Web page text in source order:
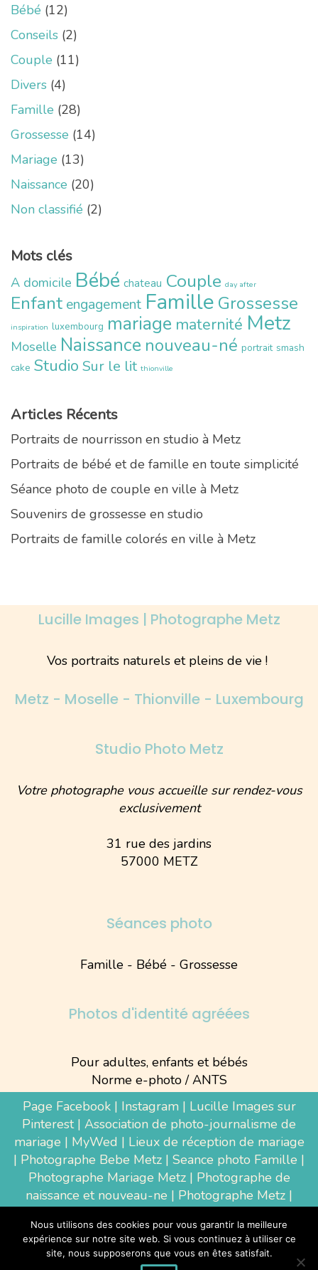
Bébé (12)
Conseils (2)
Couple (11)
Divers (4)
Famille (28)
Grossesse (14)
Mariage (13)
Naissance (20)
Non classifié (2)
Mots clés
A domicile Bébé chateau Couple day after
Enfant engagement Famille Grossesse
inspiration luxembourg mariage maternité Metz
Moselle Naissance nouveau-né portrait smash
cake Studio Sur le lit thionville
Articles Récents
Portraits de nourrisson en studio à Metz
Portraits de bébé et de famille en toute simplicité
Séance photo de couple en ville à Metz
Souvenirs de grossesse en studio
Portraits de famille colorés en ville à Metz
Lucille Images | Photographe Metz
Vos portraits naturels et pleins de vie !
Metz - Moselle - Thionville - Luxembourg
Studio Photo Metz
Votre photographe vous accueille sur rendez-vous
exclusivement
31 rue des jardins
57000 METZ
Séances photo
Famille - Bébé - Grossesse
Photos d'identité agréées
Pour adultes, enfants et bébés
Norme e-photo / ANTS
Page Facebook| Instagram| Lucille Images sur
Pinterest| Association de photo-journalisme de
mariage | MyWed | Lieux de réception de mariage
| Photographe Bebe Metz | Seance photo Famille |
Photographe Mariage Metz| Photographe de
naissance et nouveau-ne | Photographe Metz |
Luxembourg|Photographe Thionville|
Photographe d'entreprise Metz
Nous utilisons des cookies pour vous garantir la meilleure
expérience sur notre site web. Si vous continuez à utiliser ce
site, nous supposerons que vous en êtes satisfait.